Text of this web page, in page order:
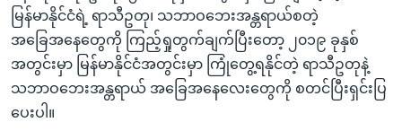
မြန်မာနိုင်ငံရဲ့ ရာသီဥတု၊ သဘာဝဘေးအန္တရာယ်စတဲ့
အခြေအနေတွေကို ကြည့်ရှုတွက်ချက်ပြီးတော့ ၂၀၁၉ ခုနှစ်
အတွင်းမှာ မြန်မာနိုင်ငံအတွင်းမှာ ကြုံတွေ့ရနိုင်တဲ့ ရာသီဥတုနဲ့
သဘာဝဘေးအန္တရာယ် အခြေအနေလေးတွေကို စတင်ပြီးရှင်းပြ
ပေးပါ။